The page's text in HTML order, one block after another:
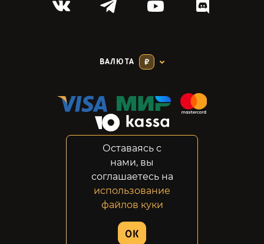
ВАЛЮТА ₽
Конфиденциальность
Возвраты
Правовая информация
© 2014-2026 GabeStore
ADN Digital Studio
Оставаясь с
нами, вы
соглашаетесь на
использование
файлов куки
OK